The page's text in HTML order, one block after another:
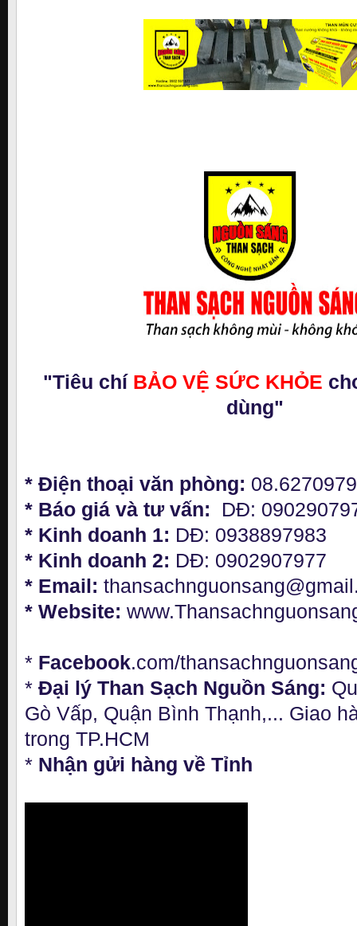
"Tiêu chí BẢO VỆ SỨC KHỎE
dùng"
* Điện thoại văn phòng:
* Báo giá và tư vấn:
DĐ:
* Kinh doanh 1: DĐ: 0938897983
* Kinh doanh 2: DĐ: 0902907977
* Email:
* Website:
* Facebook.com/
* Đại lý Than Sạch Nguồn Sáng:
Gò Vấp, Quận Bình Thạnh,... Giao
trong TP.HCM
* Nhận gửi hàng về Tỉnh